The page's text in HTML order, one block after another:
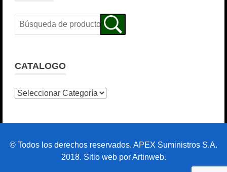
CATALOGO
© Todos los derechos reservados. APEX Suministros S.A.
2018. Sitio web por Artinweb.